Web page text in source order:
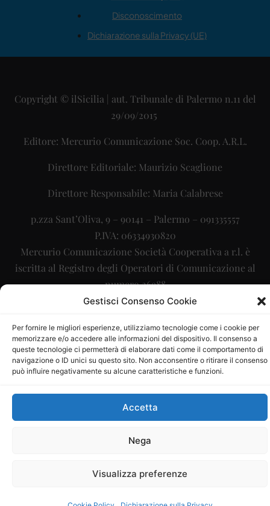
Gestisci Consenso Cookie
Per fornire le migliori esperienze, utilizziamo tecnologie come i cookie per
memorizzare e/o accedere alle informazioni del dispositivo. Il consenso a
queste tecnologie ci permetterà di elaborare dati come il comportamento di
navigazione o ID unici su questo sito. Non acconsentire o ritirare il consenso
può influire negativamente su alcune caratteristiche e funzioni.
Accetta
Nega
Visualizza preferenze
Disconoscimento
Dichiarazione sulla Privacy (UE)
Copyright © ilSicilia | aut. Tribunale di Palermo n.11 del
29/09/2015
Editore: Mercurio Comunicazione Soc. Coop. A.R.L.
Direttore Editoriale: Maurizio Scaglione
Direttore Responsabile: Maria Calabrese
p.zza Sant’Oliva, 9 – 90141 – Palermo – 091335557
P.IVA: 06334930820
Mercurio Comunicazione Società Cooperativa a r.l. è
iscritta al Registro degli Operatori di Comunicazione al
numero 26988